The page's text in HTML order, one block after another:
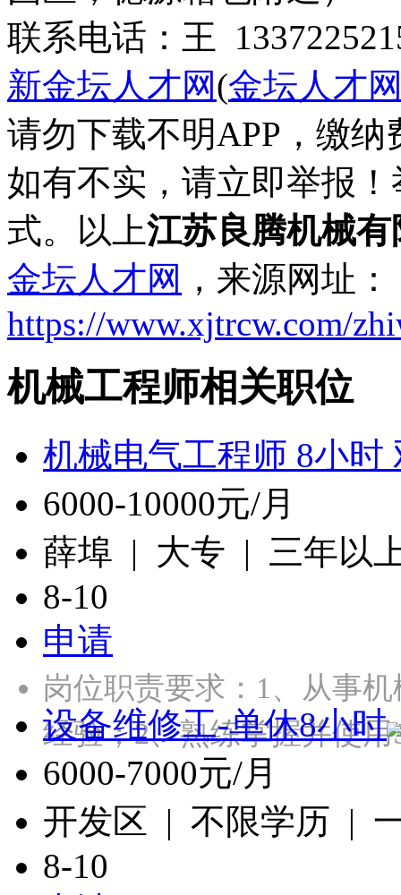
联系电话：王
新金坛人才网(金坛人才
请勿下载不明APP，缴
如有不实，请立即举报
式。以上江苏良腾机械
金坛人才网 ，来源网址：
https://www.xjtrcw.com/
机械工程师相关职位
机械电气工程师 8小时
6000-10000元/月
薛埠 | 大专 | 三年以
8-10
申请
岗位职责要求：1、从事
经验；2、熟练掌握并使
设备维修工-单休8小时
6000-7000元/月
开发区 | 不限学历 |
8-10